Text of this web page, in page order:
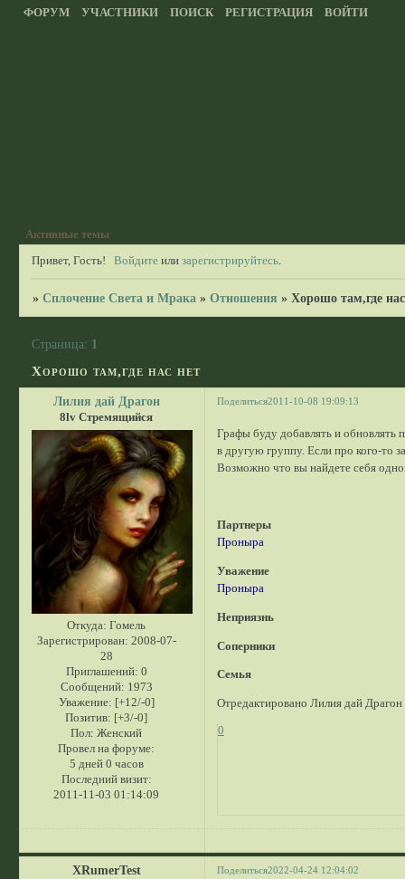
ФОРУМ УЧАСТНИКИ ПОИСК РЕГИСТРАЦИЯ ВОЙТИ
Активные темы
Привет, Гость! Войдите илизарегистрируйтесь.
»Сплочение Света и Мрака »Отношения »Хорошо там,где
Хорошо там,где нас нет
Страница: 1
Поделиться2011-10-08 19:09:13
Лилия дай Драгон
8lv Стремящийся
Откуда: Гомель
Зарегистрирован: 2008-07-
28
Приглашений: 0
Сообщений: 1973
Уважение: [+12/-0]
Позитив: [+3/-0]
Пол: Женский
Провел на форуме:
5 дней 0 часов
Последний визит:
2011-11-03 01:14:09
Графы буду добавлять и
в другую группу. Если про кого-то
Возможно что вы найдете себя
Партнеры
Проныра
Уважение
Проныра
Неприязнь
Соперники
Семья
Отредактировано Лилия дай
0
Поделиться2022-04-24 12:04:02
XRumerTest